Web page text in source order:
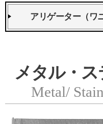
アリゲーター（ワ
メタル・
Metal/